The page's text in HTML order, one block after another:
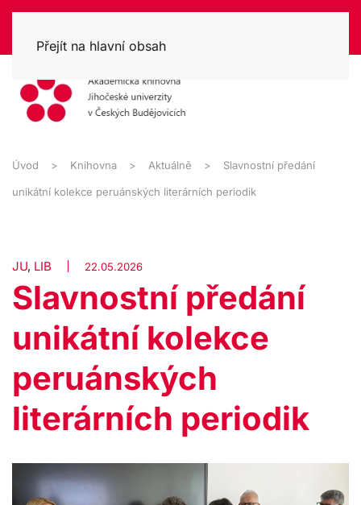
Přejít na hlavní obsah
Úvod Knihovna Aktuálně Slavnostní předání
unikátní kolekce peruánských literárních periodik
JU, LIB 22.05.2026
Slavnostní předání
unikátní kolekce
peruánských
literárních periodik